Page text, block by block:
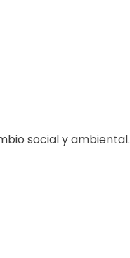
social y ambiental.